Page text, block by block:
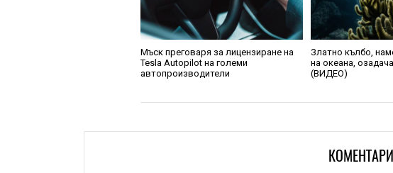
Мъск преговаря за лицензиране на
Tesla Autopilot на големи
автопроизводители
Златно кълбо,
на океана,
(ВИДЕО)